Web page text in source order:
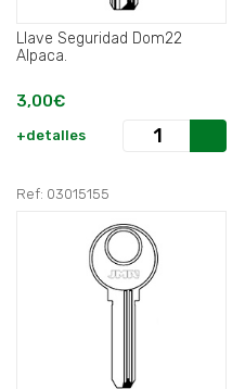
Llave Seguridad Dom22
Alpaca.
3,00€
+detalles
Ref: 03015155